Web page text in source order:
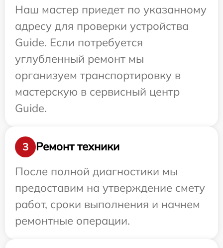
Наш мастер приедет по указанному
адресу для проверки устройства
Guide. Если потребуется
углубленный ремонт мы
организуем транспортировку в
мастерскую в сервисный центр
Guide.
3
Ремонт техники
После полной диагностики мы
предоставим на утверждение смету
работ, сроки выполнения и начнем
ремонтные операции.